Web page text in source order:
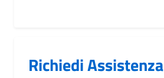
Richiedi Assistenza